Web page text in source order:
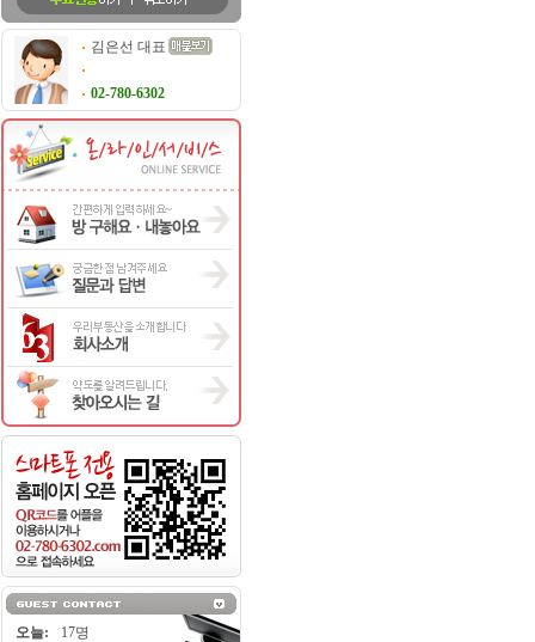
김은선 대표
02-780-6302
오늘:
17명